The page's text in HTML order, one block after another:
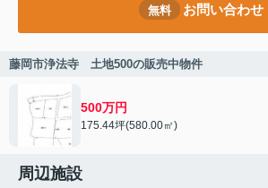
無料 お問い合わせ
藤岡市浄法寺 土地500の販売中物件
500万円
175.44坪(580.00㎡)
周辺施設